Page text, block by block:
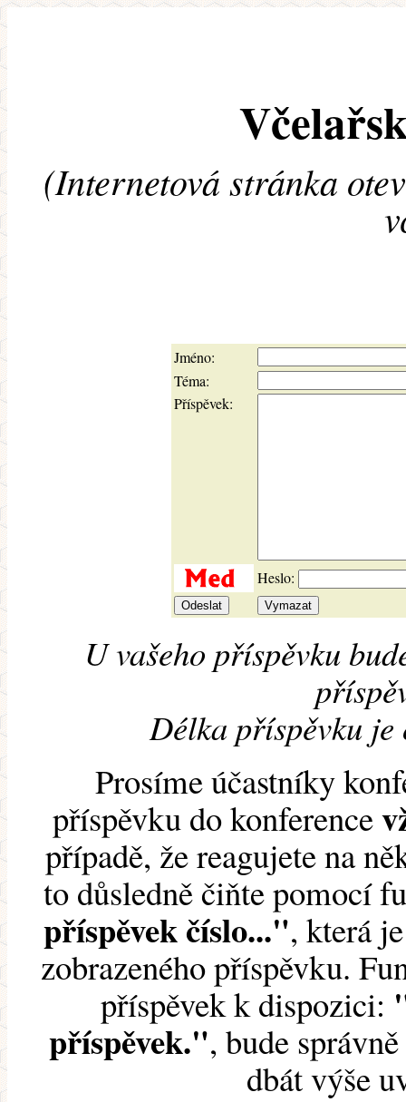
(Internetová stránka
Jméno:
Téma:
Příspěvek:
Heslo:
U vašeho příspěvku
Délka příspěvku je
Prosíme účastníky
příspěvku do konference
případě, že reagujete na
to důsledně čiňte pomocí
příspěvek číslo...", která
zobrazeného příspěvku.
příspěvek k dispozici:
příspěvek.", bude
dbát výše